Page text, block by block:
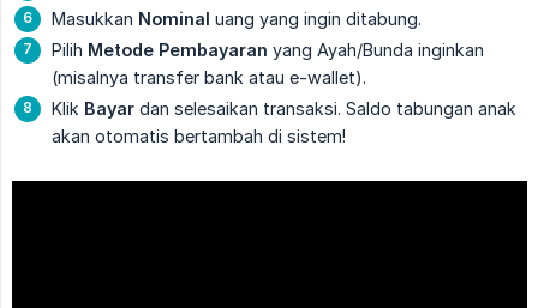
Masukkan Nominal uang yang ingin ditabung.
Pilih Metode Pembayaran yang Ayah/Bunda inginkan
(misalnya transfer bank atau e-wallet).
Klik Bayar dan selesaikan transaksi. Saldo tabungan anak
akan otomatis bertambah di sistem!